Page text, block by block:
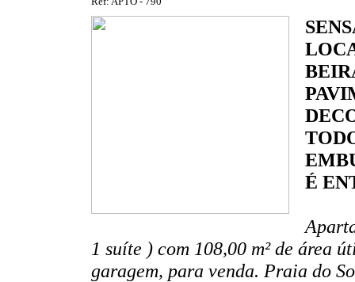
É
1 suíte ) com 108,00 m² de área
garagem, para venda. Praia do